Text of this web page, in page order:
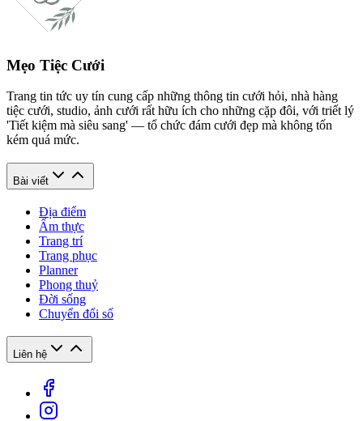
Mẹo Tiệc Cưới
Trang tin tức uy tín cung cấp những thông tin cưới hỏi, nhà hàng
tiệc cưới, studio, ảnh cưới rất hữu ích cho những cặp đôi, với triết lý
'Tiết kiệm mà siêu sang' — tổ chức đám cưới đẹp mà không tốn
kém quá mức.
Bài viết
Địa điểm
Ẩm thực
Trang trí
Trang phục
Planner
Phong thuỷ
Đời sống
Chuyển đổi số
Liên hệ